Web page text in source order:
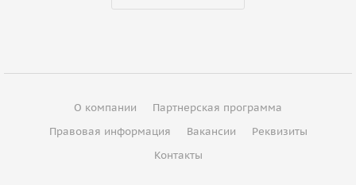
О компании
Партнерская программа
Правовая информация
Вакансии
Реквизиты
Контакты